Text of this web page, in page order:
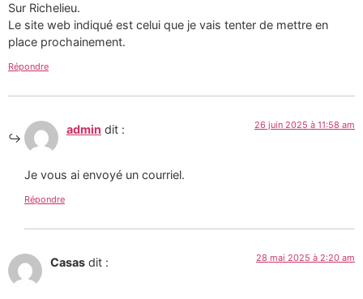
Sur Richelieu.
Le site web indiqué est celui que je vais tenter de mettre en
place prochainement.
Répondre
admin dit : 26 juin 2025 à 11:58 am
Je vous ai envoyé un courriel.
Répondre
Casas dit : 28 mai 2025 à 2:20 am